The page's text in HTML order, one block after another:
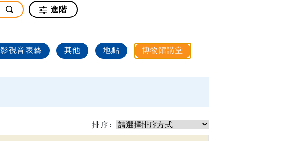
進階
影視音表藝 其他 地點 博物館講堂
排序: